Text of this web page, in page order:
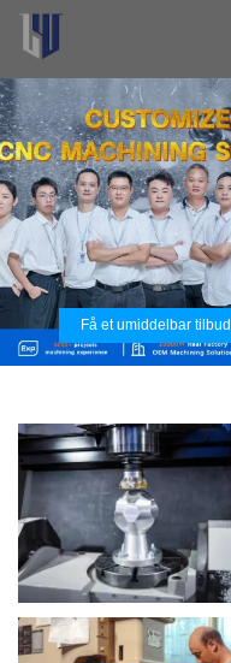
Få et umiddelbar tilbud